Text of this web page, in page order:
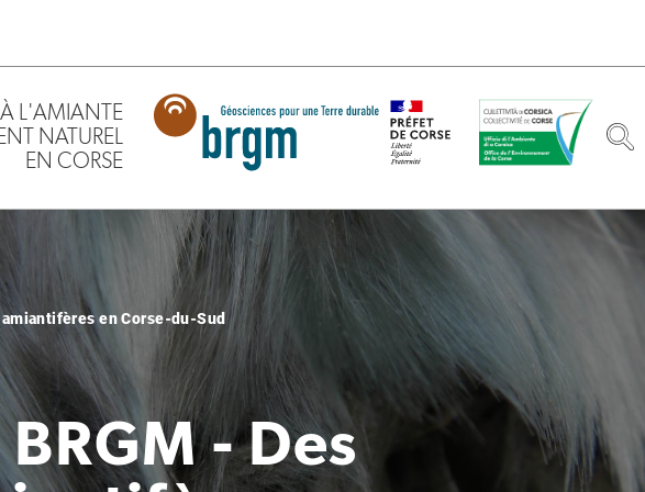
L'AMIANTE
NATUREL
EN CORSE
en Corse-du-Sud
- Des